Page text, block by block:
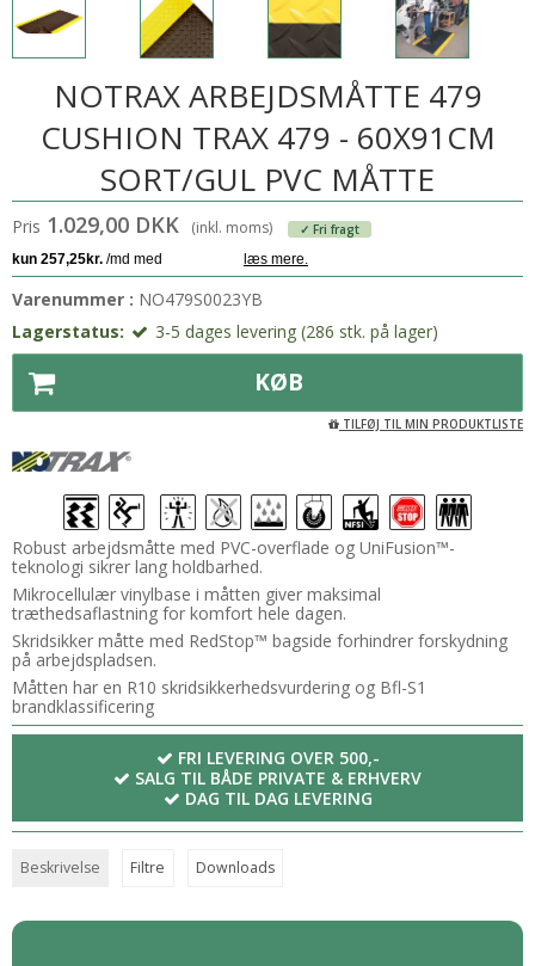
NOTRAX ARBEJDSMÅTTE 479
CUSHION TRAX 479 - 60X91CM
SORT/GUL PVC MÅTTE
Pris 1.029,00 DKK (inkl. moms) ✓ Fri fragt
Varenummer : NO479S0023YB
Lagerstatus:
3-5 dages levering (286 stk. på lager)
KØB
TILFØJ TIL MIN PRODUKTLISTE
Robust arbejdsmåtte med PVC-overflade og UniFusion™-
teknologi sikrer lang holdbarhed.
Mikrocellulær vinylbase i måtten giver maksimal
træthedsaflastning for komfort hele dagen.
Skridsikker måtte med RedStop™ bagside forhindrer forskydning
på arbejdspladsen.
Måtten har en R10 skridsikkerhedsvurdering og Bfl-S1
brandklassificering
FRI LEVERING OVER 500,-
SALG TIL BÅDE PRIVATE & ERHVERV
DAG TIL DAG LEVERING
Beskrivelse Filtre Downloads